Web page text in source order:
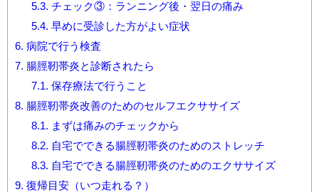
5.3. チェック③：ランニング後・翌日の痛み
5.4. 早めに受診した方がよい症状
6. 病院で行う検査
7. 腸脛靭帯炎と診断されたら
7.1. 保存療法で行うこと
8. 腸脛靭帯炎改善のためのセルフエクササイズ
8.1. まずは痛みのチェックから
8.2. 自宅でできる腸脛靭帯炎のためのストレッチ
8.3. 自宅でできる腸脛靭帯炎のためのエクササイズ
9. 復帰目安（いつ走れる？）